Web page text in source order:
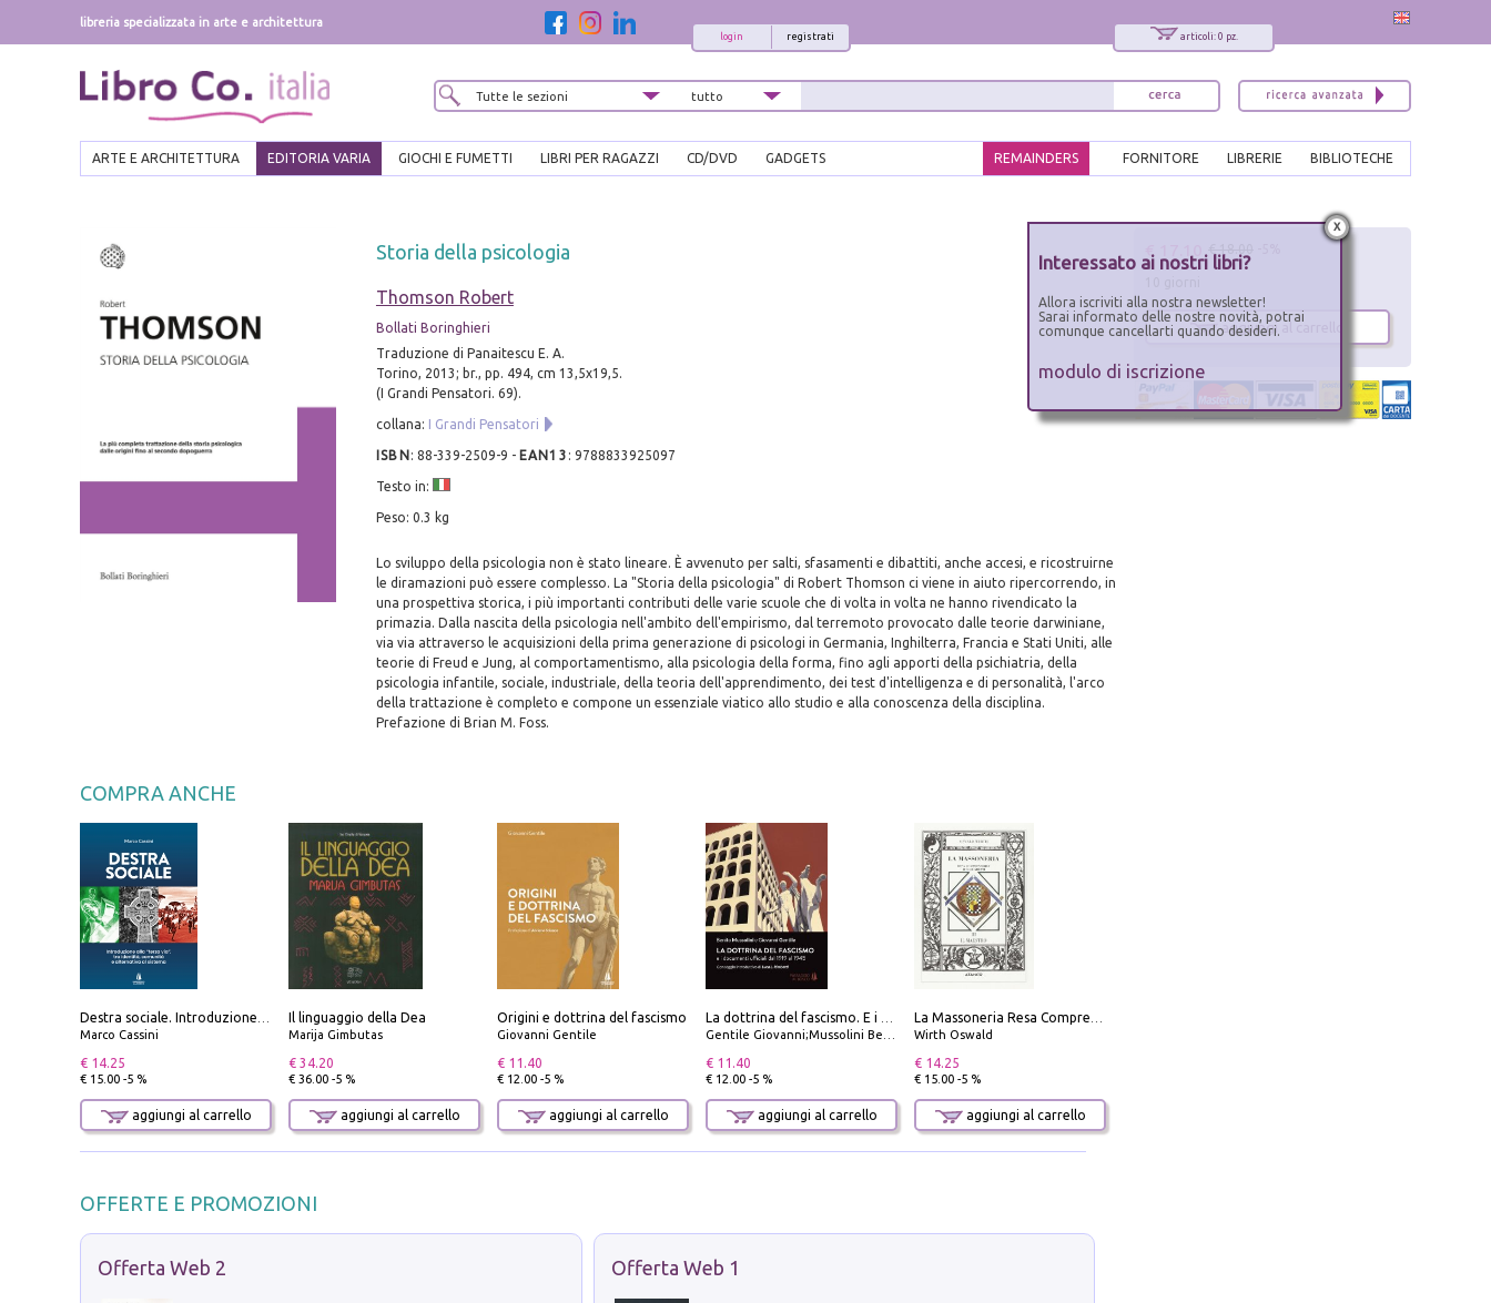
libreria specializzata in arte e architettura
articoli: 0 pz.
registrati
login
ARTE E ARCHITETTURA EDITORIA VARIA GIOCHI E FUMETTI LIBRI PER RAGAZZI CD/DVD GADGETS BIBLIOTECHE
LIBRERIE
FORNITORE
REMAINDERS
Storia della psicologia
Thomson Robert
Bollati Boringhieri
Traduzione di Panaitescu E. A.
Torino, 2013; br., pp. 494, cm 13,5x19,5.
(I Grandi Pensatori. 69).
collana: I Grandi Pensatori
ISBN : 88-339-2509-9 - EAN13 : 9788833925097
Testo in:
Peso: 0.3 kg
Lo sviluppo della psicologia non è stato lineare. È avvenuto per salti, sfasamenti e dibattiti, anche accesi, e ricostruirne
le diramazioni può essere complesso. La "Storia della psicologia" di Robert Thomson ci viene in aiuto ripercorrendo, in
una prospettiva storica, i più importanti contributi delle varie scuole che di volta in volta ne hanno rivendicato la
primazia. Dalla nascita della psicologia nell'ambito dell'empirismo, dal terremoto provocato dalle teorie darwiniane,
via via attraverso le acquisizioni della prima generazione di psicologi in Germania, Inghilterra, Francia e Stati Uniti, alle
teorie di Freud e Jung, al comportamentismo, alla psicologia della forma, fino agli apporti della psichiatria, della
psicologia infantile, sociale, industriale, della teoria dell'apprendimento, dei test d'intelligenza e di personalità, l'arco
della trattazione è completo e compone un essenziale viatico allo studio e alla conoscenza della disciplina.
Prefazione di Brian M. Foss.
COMPRA ANCHE
Marco Cassini
€ 14.25
€ 15.00 -5 %
aggiungi al carrello
Il linguaggio della Dea
Marija Gimbutas
€ 34.20
€ 36.00 -5 %
aggiungi al carrello
Origini e dottrina del fascismo
Giovanni Gentile
€ 11.40
€ 12.00 -5 %
aggiungi al carrello
Gentile Giovanni;Mussolini Benito
€ 11.40
€ 12.00 -5 %
aggiungi al carrello
Wirth Oswald
€ 14.25
€ 15.00 -5 %
aggiungi al carrello
OFFERTE E PROMOZIONI
Offerta Web 2 Offerta Web 1
€ 17.10
aggiungi al carrello
x
Interessato ai nostri libri?
Allora iscriviti alla nostra newsletter!
Sarai informato delle nostre novità, potrai
comunque cancellarti quando desideri.
modulo di iscrizione